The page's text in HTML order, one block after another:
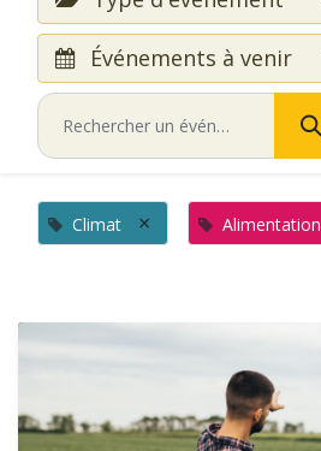
Événements à venir
Climat × Alimentation